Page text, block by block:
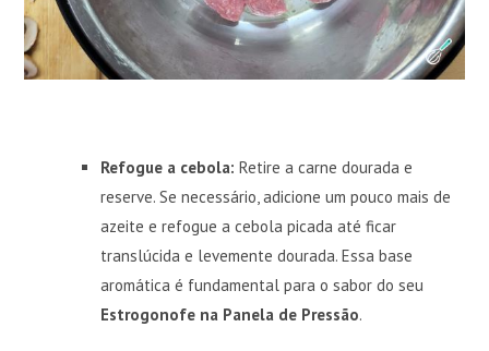
Refogue a cebola: Retire a carne dourada e
reserve. Se necessário, adicione um pouco mais de
azeite e refogue a cebola picada até ficar
translúcida e levemente dourada. Essa base
aromática é fundamental para o sabor do seu
Estrogonofe na Panela de Pressão.